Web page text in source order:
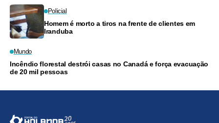
Policial
Homem é morto a tiros na frente de clientes em
Iranduba
Mundo
Incêndio florestal destrói casas no Canadá e força evacuação
de 20 mil pessoas